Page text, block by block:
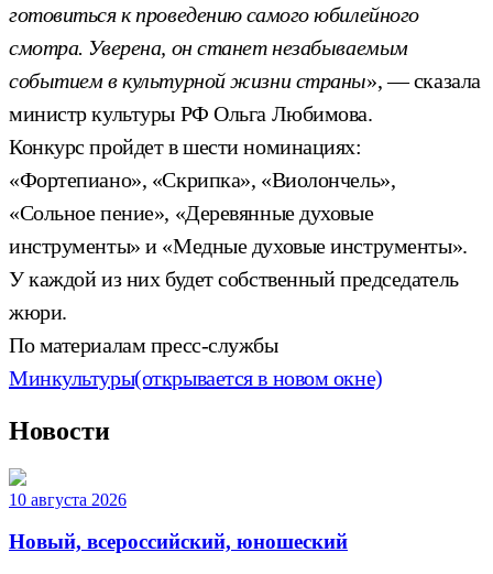
готовиться к проведению самого юбилейного
смотра. Уверена, он станет незабываемым
событием в культурной жизни страны», — сказала
министр культуры РФ Ольга Любимова.
Конкурс пройдет в шести номинациях:
«Фортепиано», «Скрипка», «Виолончель»,
«Сольное пение», «Деревянные духовые
инструменты» и «Медные духовые инструменты».
У каждой из них будет собственный председатель
жюри.
По материалам пресс-службы
Минкультуры(открывается в новом окне)
Новости
10 августа 2026
Новый, всероссийский, юношеский